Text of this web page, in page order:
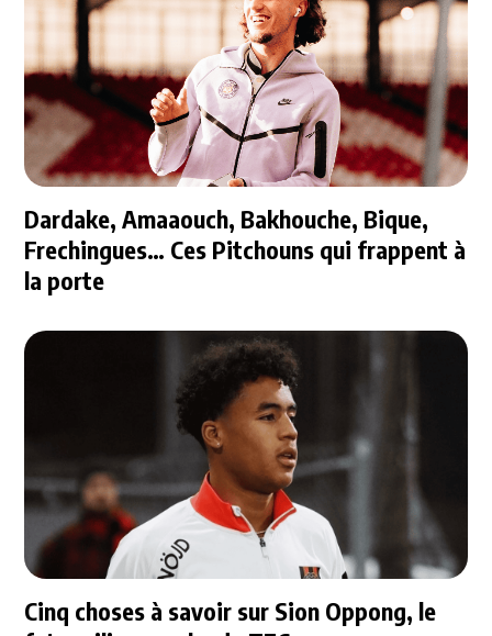
Dardake, Amaaouch, Bakhouche, Bique,
Frechingues… Ces Pitchouns qui frappent à
la porte
Cinq choses à savoir sur Sion Oppong, le